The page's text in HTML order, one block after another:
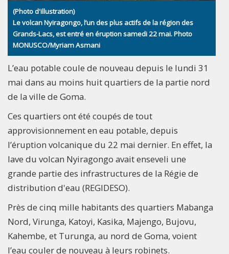
(Photo d'illustration)
Le volcan Nyiragongo, l’un des plus actifs de la région des
Grands-Lacs, est entré en éruption samedi 22 mai. Photo
MONUSCO/Myriam Asmani
L’eau potable coule de nouveau depuis le lundi 31
mai dans au moins huit quartiers de la partie nord
de la ville de Goma.
Ces quartiers ont été coupés de tout
approvisionnement en eau potable, depuis
l’éruption volcanique du 22 mai dernier. En effet, la
lave du volcan Nyiragongo avait enseveli une
grande partie des infrastructures de la Régie de
distribution d'eau (REGIDESO).
Près de cinq mille habitants des quartiers Mabanga
Nord, Virunga, Katoyi, Kasika, Majengo, Bujovu,
Kahembe, et Turunga, au nord de Goma, voient
l’eau couler de nouveau à leurs robinets.